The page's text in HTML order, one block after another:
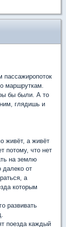
пассажиропоток
маршруткам.
бы были. А то
глядишь и
живёт, а живёт
потому, что нет
на землю
далеко от
а
которым
развивать
поезда каждый